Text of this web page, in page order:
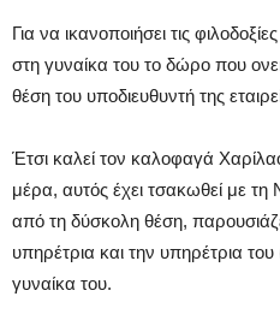
Για να ικανοποιήσει τις
στη γυναίκα του το δώρο που
θέση του υποδιευθυντή της
Έτσι καλεί τον καλοφαγά
μέρα, αυτός έχει τσακωθεί με
από τη δύσκολη θέση,
υπηρέτρια και την υπηρέτρια
γυναίκα του.